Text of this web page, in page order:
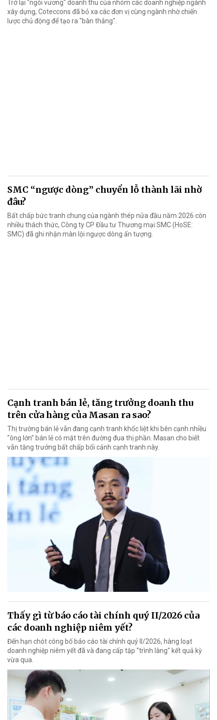
Trở lại "ngôi vương" doanh thu của nhóm các doanh nghiệp ngành
xây dựng, Coteccons đã bỏ xa các đơn vị cùng ngành nhờ chiến
lược chủ động để tạo ra "bàn thắng".
SMC “ngược dòng” chuyển lỗ thành lãi nhờ
đâu?
Bất chấp bức tranh chung của ngành thép nửa đầu năm 2026 còn
nhiều thách thức, Công ty CP Đầu tư Thương mại SMC (HoSE:
SMC) đã ghi nhận màn lội ngược dòng ấn tượng.
Cạnh tranh bán lẻ, tăng trưởng doanh thu
trên cửa hàng của Masan ra sao?
Thị trường bán lẻ vẫn đang cạnh tranh khốc liệt khi bên cạnh nhiều
"ông lớn" bán lẻ có mặt trên đường đua thị phần. Masan cho biết
vẫn tăng trưởng bất chấp bối cảnh cạnh tranh này.
Thấy gì từ báo cáo tài chính quý II/2026 của
các doanh nghiệp niêm yết?
Đến hạn chót công bố báo cáo tài chính quý II/2026, hàng loạt
doanh nghiệp niêm yết đã và đang cấp tập "trình làng" kết quả kỳ
vừa qua.